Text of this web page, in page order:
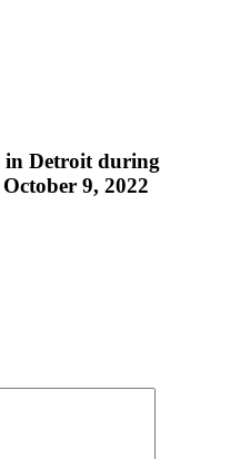
in Detroit during
9, 2022